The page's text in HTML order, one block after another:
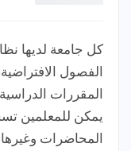
كل جامعة لديها
الفصول
المقررات
يمكن للمعلمين
المحاضرات